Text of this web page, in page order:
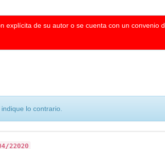
explícita de su autor o se cuenta con un convenio
lo contrario.
22020